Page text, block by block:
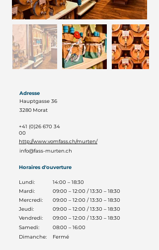
Adresse
Morat
3280
Hauptgasse 36
+41 (0)26 670 34
00
http://www.vomfass.ch/murten/
info@fass-murten.ch
Horaires d'ouverture
14:00 – 18:30
09:00 – 12:00 / 13:30 – 18:30
09:00 – 12:00 / 13:30 – 18:30
09:00 – 12:00 / 13:30 – 18:30
09:00 – 12:00 / 13:30 – 18:30
08:00 – 16:00
Fermé
Lundi:
Mardi:
Mercredi:
Jeudi:
Vendredi:
Samedi:
Dimanche: